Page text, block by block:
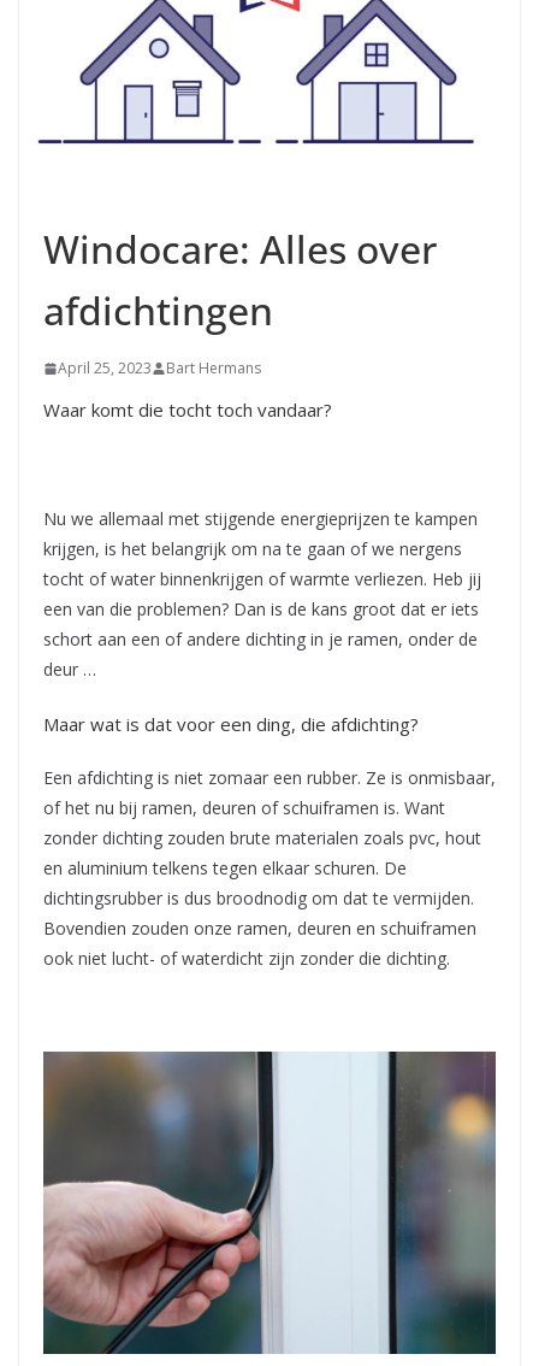
Windocare: Alles over
afdichtingen
April 25, 2023 Bart Hermans
Waar komt die tocht toch vandaar?
Nu we allemaal met stijgende energieprijzen te kampen
krijgen, is het belangrijk om na te gaan of we nergens
tocht of water binnenkrijgen of warmte verliezen. Heb jij
een van die problemen? Dan is de kans groot dat er iets
schort aan een of andere dichting in je ramen, onder de
deur …
Maar wat is dat voor een ding, die afdichting?
Een afdichting is niet zomaar een rubber. Ze is onmisbaar,
of het nu bij ramen, deuren of schuiframen is. Want
zonder dichting zouden brute materialen zoals pvc, hout
en aluminium telkens tegen elkaar schuren. De
dichtingsrubber is dus broodnodig om dat te vermijden.
Bovendien zouden onze ramen, deuren en schuiframen
ook niet lucht- of waterdicht zijn zonder die dichting.